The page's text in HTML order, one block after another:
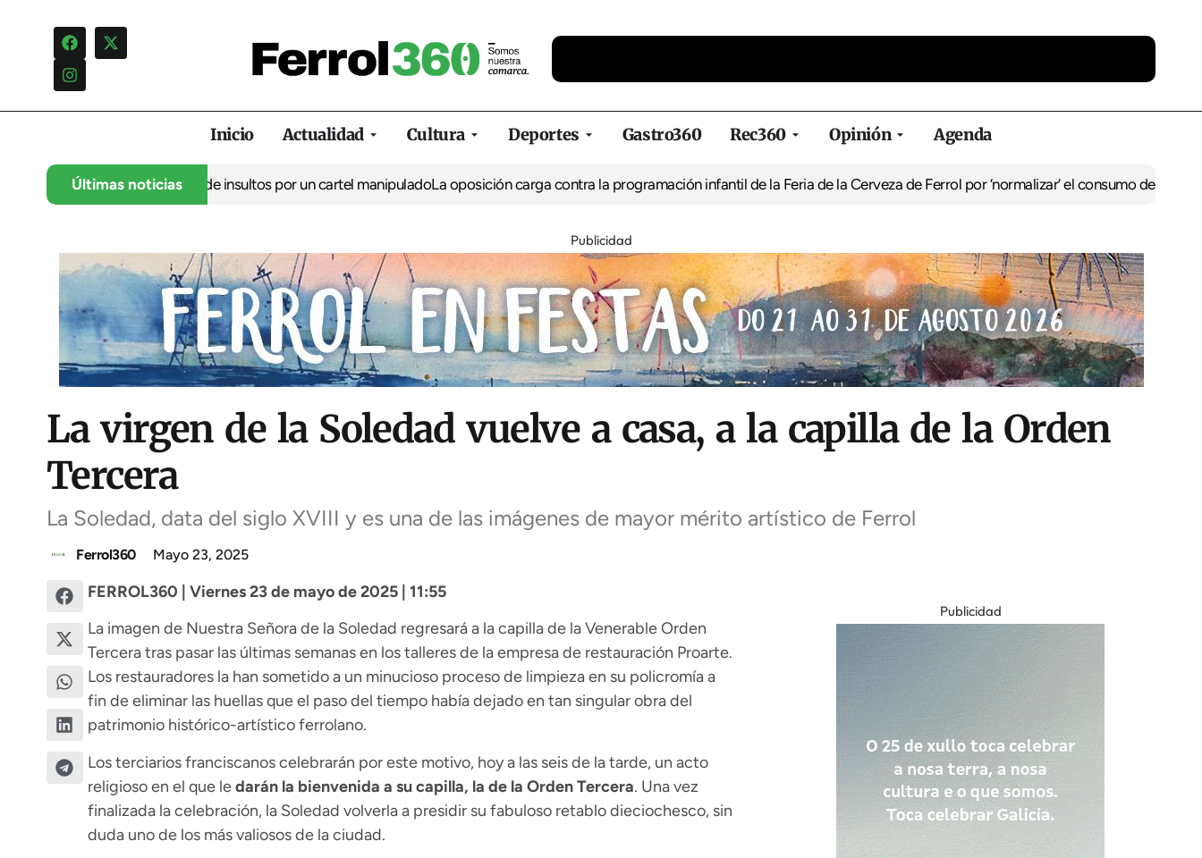
Inicio Actualidad Cultura Deportes Gastro360 Rec360 Opinión Agenda
Últimas noticias
denuncia una campaña de insultos por un cartel manipuladoLa oposición carga contra la programación infantil de la Feria de la Cerveza de Ferrol por ‘normalizar’ el consumo de alcohol
Publicidad
La virgen de la Soledad vuelve a casa, a la capilla de la Orden
Tercera
La Soledad, data del siglo XVIII y es una de las imágenes de mayor mérito artístico de Ferrol
Ferrol360 Mayo 23, 2025
FERROL360 | Viernes 23 de mayo de 2025 | 11:55
La imagen de Nuestra Señora de la Soledad regresará a la capilla de la Venerable Orden
Tercera tras pasar las últimas semanas en los talleres de la empresa de restauración Proarte.
Los restauradores la han sometido a un minucioso proceso de limpieza en su policromía a
fin de eliminar las huellas que el paso del tiempo había dejado en tan singular obra del
patrimonio histórico-artístico ferrolano.
Los terciarios franciscanos celebrarán por este motivo, hoy a las seis de la tarde, un acto
religioso en el que ledarán la bienvenida a su capilla, la de la Orden Tercera. Una vez
finalizada la celebración, la Soledad volverla a presidir su fabuloso retablo dieciochesco, sin
duda uno de los más valiosos de la ciudad.
Publicidad